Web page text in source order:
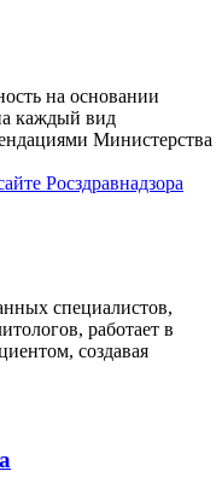
на основании
каждый вид
Министерства
Росздравнадзора
специалистов,
работает в
создавая